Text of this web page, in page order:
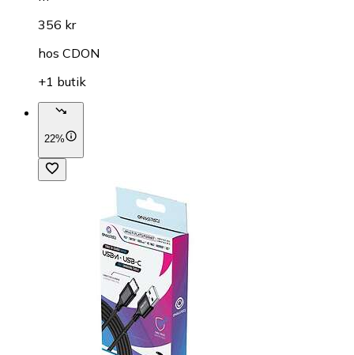
356 kr
hos CDON
+1 butik
22%